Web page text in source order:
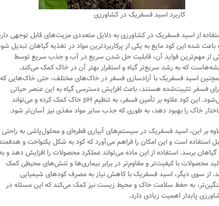
کاربرد اسید فسفریک در کشاورزی
از اسید فسفریک در کشاورزی به دلایل متعددی مزیت‌های قابل توجهی
باعث شده این کود مایع به یکی از پرکاربردترین مواد در تغذیه گیاهان تبدیل
از مهم‌ترین فواید آن، قابلیت حل شدن سریع در آب و جذب سریع توسط
که به رشد سریع‌تر گیاه و استقرار بهتر آن در خاک کمک می‌کند.
اسید فسفریک با آزادسازی فسفر در خاک‌های مختلف، حتی خاک‌هایی که
فسفر تثبیت‌شده هستند، باعث افزایش دسترسی گیاه به این عنصر حیاتی
می‌شود. این کود علاوه بر تأمین فسفر، به تنظیم pH خاک کمک کرده و می‌تواند
خاک را بهبود دهد، به طوری که جذب سایر مواد مغذی نیز آسان‌تر شود.
بر این، اسید فسفریک در سیستم‌های آبیاری قطره‌ای و محلول‌پاشی به راحتی
استفاده است و این امکان را فراهم می‌آورد که کود به شکل یکنواخت و
گیاهان برسد. استفاده از این ماده می‌تواند عملکرد محصولات را افزایش دهد و
محصولات با کیفیت‌تر و مقاوم‌تر در برابر بیماری‌ها و تنش‌های محیطی کمک
از سوی دیگر، اسید فسفریک با کاهش نیاز به مصرف کودهای شیمیایی
به حفظ سلامت خاک و محیط زیست نیز کمک می‌کند که این مسئله در
پایدار اهمیت زیادی دارد.